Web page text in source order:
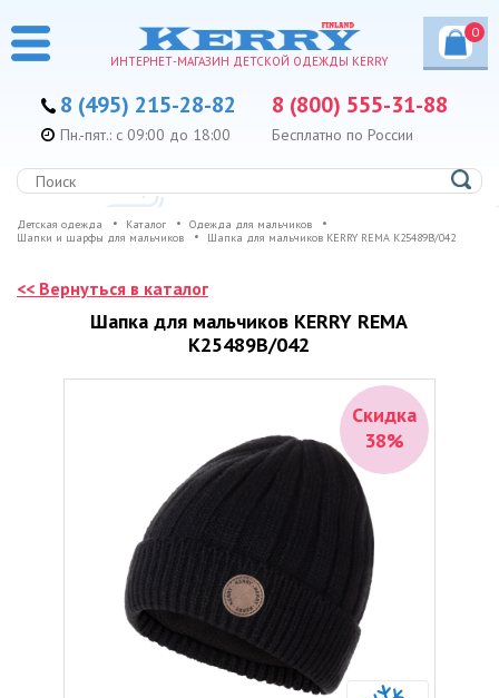
ИНТЕРНЕТ-МАГАЗИН ДЕТСКОЙ ОДЕЖДЫ KERRY
0
8 (495) 215-28-82 8 (800) 555-31-88
Бесплатно по России
Пн.-пят.: с 09:00 до 18:00
Детская одежда Каталог
Одежда для мальчиков
Шапки и шарфы для мальчиков
Шапка для мальчиков KERRY REMA K25489B/042
<< Вернуться в каталог
Шапка для мальчиков KERRY REMA
K25489B/042
Скидка
38%